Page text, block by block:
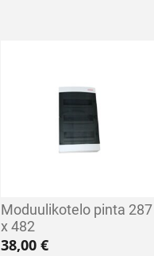
Moduulikotelo pinta 287
x 482
38,00€